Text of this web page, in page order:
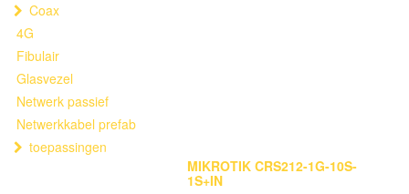
Coax
4G
Fibulair
Glasvezel
Netwerk passief
Netwerkkabel prefab
toepassingen
MIKROTIK CRS212-1G-10S-
1S+IN